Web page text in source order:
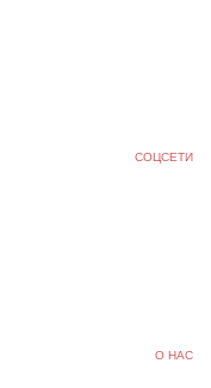
СОЦСЕТИ
О НАС